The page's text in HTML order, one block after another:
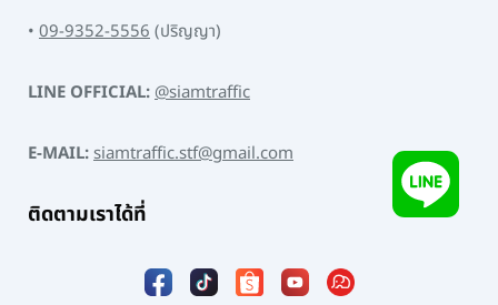
• 09-9352-5556(ปริญญา)
LINE OFFICIAL:@siamtraffic
E-MAIL:siamtraffic.stf@gmail.com
ติดตามเราได้ที่